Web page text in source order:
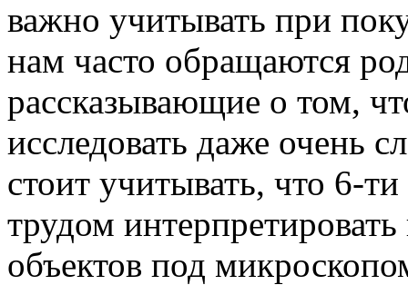
важно учитывать при
нам часто обращаются
рассказывающие о том,
исследовать даже очень
стоит учитывать, что 6-
трудом
объектов под